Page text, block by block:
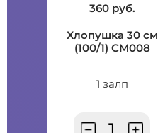
360 руб.
Хлопушка 30 см
(100/1) CM008
1 залп